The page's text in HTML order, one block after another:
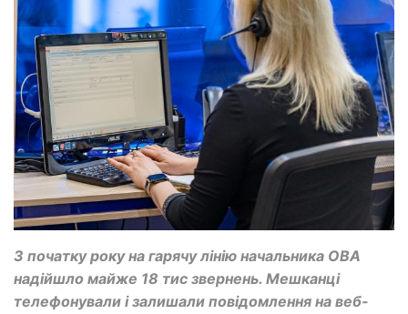
З початку року на гарячу лінію начальника ОВА
надійшло майже 18 тис звернень. Мешканці
телефонували і залишали повідомлення на веб-